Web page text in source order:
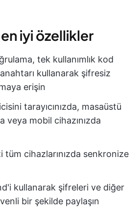
en iyi özellikler
tek kullanımlık kod
kullanarak şifresiz
erişin
tarayıcınızda, masaüstü
veya mobil cihazınızda
tüm cihazlarınızda senkronize
kullanarak şifreleri ve diğer
bir şekilde paylaşın